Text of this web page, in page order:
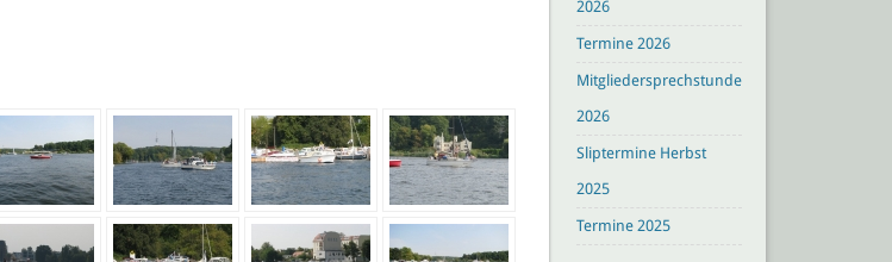
2026
Termine 2026
Mitgliedersprechstunden
2026
Sliptermine Herbst
2025
Termine 2025